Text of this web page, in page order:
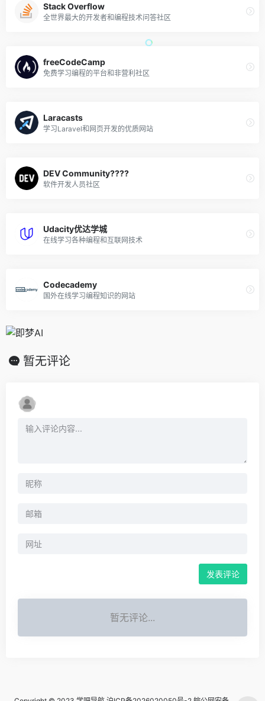
Stack Overflow
全世界最大的开发者和编程技术问答社区
freeCodeCamp
免费学习编程的平台和非营利社区
Laracasts
学习Laravel和网页开发的优质网站
DEV Community?‍??‍?
软件开发人员社区
Udacity优达学城
在线学习各种编程和互联网技术
Codecademy
国外在线学习编程知识的网站
暂无评论
暂无评论...